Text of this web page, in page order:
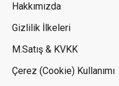
Hakkımızda
Gizlilik İlkeleri
M.Satış & KVKK
Çerez (Cookie) Kullanımı